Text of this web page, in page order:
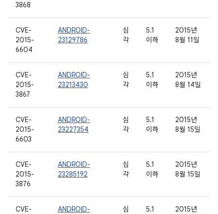
3868
CVE-
2015-
6604
ANDROID-
23129786
심
각
5.1
이하
2015년
8월 11일
CVE-
2015-
3867
ANDROID-
23213430
심
각
5.1
이하
2015년
8월 14일
CVE-
2015-
6603
ANDROID-
23227354
심
각
5.1
이하
2015년
8월 15일
CVE-
2015-
3876
ANDROID-
23285192
심
각
5.1
이하
2015년
8월 15일
CVE-
ANDROID-
심
5.1
2015년